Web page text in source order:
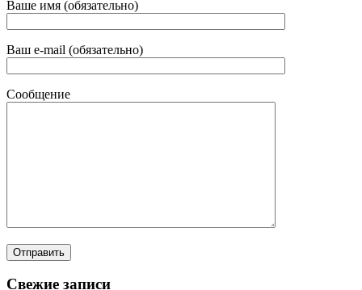
Ваше имя (обязательно)
Ваш e-mail (обязательно)
Сообщение
Свежие записи